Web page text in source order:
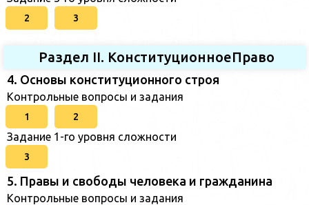
2 3
Раздел II. КонституционноеПраво
4. Основы конституционного строя
Контрольные вопросы и задания
1 2
Задание 1-го уровня сложности
3
5. Правы и свободы человека и гражданина
Контрольные вопросы и задания